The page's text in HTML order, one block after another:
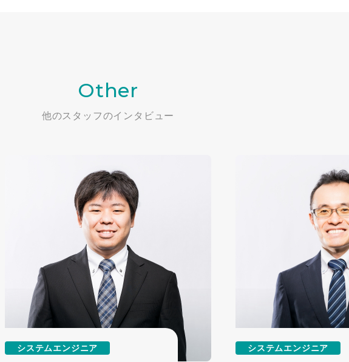
Other
他のスタッフのインタビュー
システムエンジニア システムエンジニア